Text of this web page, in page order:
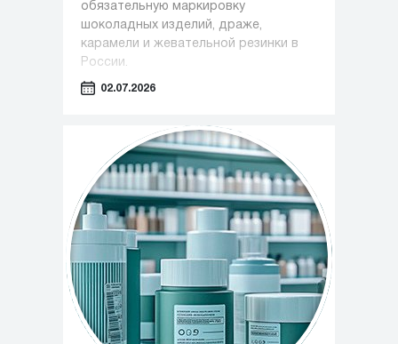
обязательную маркировку
шоколадных изделий, драже,
карамели и жевательной резинки в
России.
02.07.2026